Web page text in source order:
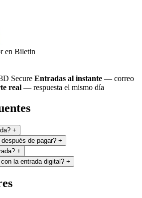
en Biletin
Secure Entradas al instante — correo
real — respuesta el mismo día
+
de pagar? +
+
la entrada digital? +